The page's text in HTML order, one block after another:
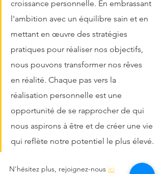
croissance personnelle. En embrassant
l'ambition avec un équilibre sain et en
mettant en œuvre des stratégies
pratiques pour réaliser nos objectifs,
nous pouvons transformer nos rêves
en réalité. Chaque pas vers la
réalisation personnelle est une
opportunité de se rapprocher de qui
nous aspirons à être et de créer une vie
qui reflète notre potentiel le plus élevé.
N'hésitez plus, rejoignez-nous ici